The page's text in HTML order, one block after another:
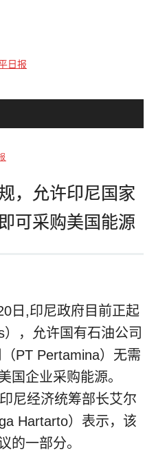
，允许印尼国家
可采购美国能源
日,印尼政府目前正起
，允许国有石油公司
PT Pertamina）无需
国企业采购能源。
尼经济统筹部长艾尔
Hartarto）表示，该
的一部分。